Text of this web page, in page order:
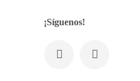
¡Síguenos!